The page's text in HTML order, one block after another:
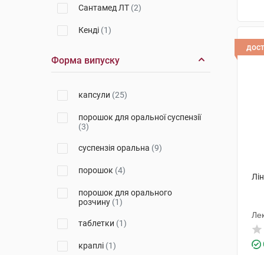
Сантамед ЛТ (2)
Кенді (1)
Катрін Фарм ТОВ(1)
Сенсілаб Полска
Лалеманд Хелз Солюшинз(1)
Limited(1)
(1)
Дельта Медікел Промоушнз
Форма випуску
капсули (25)
порошок для оральної суспензії
(3)
суспензія оральна (9)
порошок (4)
порошок для орального
розчину (1)
таблетки (1)
краплі (1)